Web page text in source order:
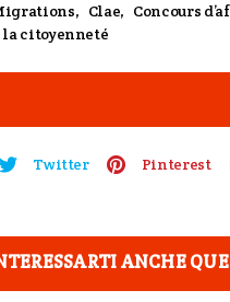
, Clae, Concours
la citoyenneté
Twitter Pinterest
ANCHE